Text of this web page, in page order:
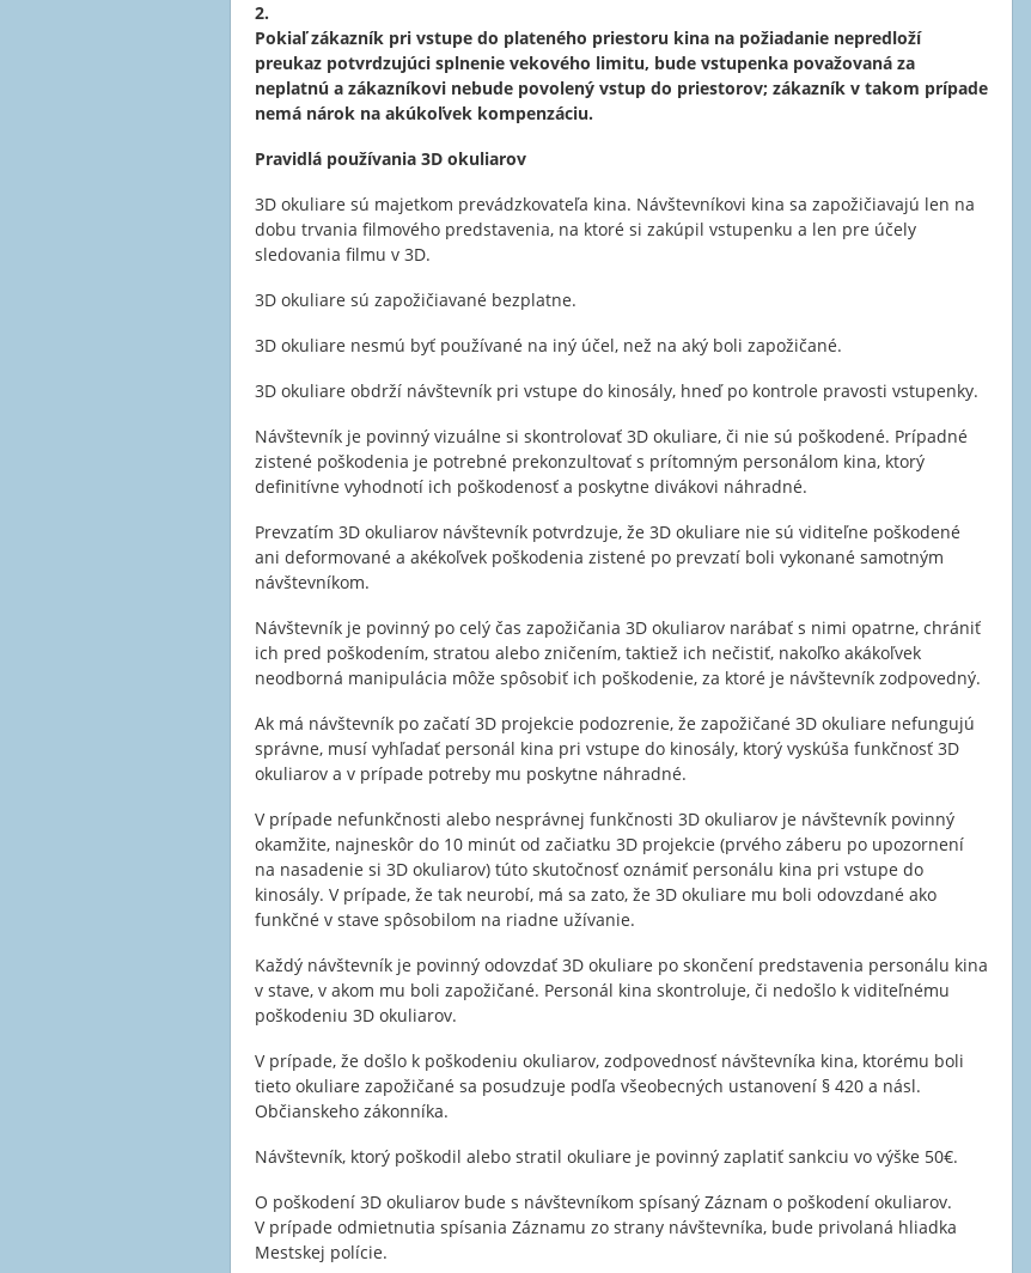
2.
Pokiaľ zákazník pri vstupe do plateného priestoru kina na požiadanie nepredloží
preukaz potvrdzujúci splnenie vekového limitu, bude vstupenka považovaná za
neplatnú a zákazníkovi nebude povolený vstup do priestorov; zákazník v takom prípade
nemá nárok na akúkoľvek kompenzáciu.
Pravidlá používania 3D okuliarov
3D okuliare sú majetkom prevádzkovateľa kina. Návštevníkovi kina sa zapožičiavajú len na
dobu trvania filmového predstavenia, na ktoré si zakúpil vstupenku a len pre účely
sledovania filmu v 3D.
3D okuliare sú zapožičiavané bezplatne.
3D okuliare nesmú byť používané na iný účel, než na aký boli zapožičané.
3D okuliare obdrží návštevník pri vstupe do kinosály, hneď po kontrole pravosti vstupenky.
Návštevník je povinný vizuálne si skontrolovať 3D okuliare, či nie sú poškodené. Prípadné
zistené poškodenia je potrebné prekonzultovať s prítomným personálom kina, ktorý
definitívne vyhodnotí ich poškodenosť a poskytne divákovi náhradné.
Prevzatím 3D okuliarov návštevník potvrdzuje, že 3D okuliare nie sú viditeľne poškodené
ani deformované a akékoľvek poškodenia zistené po prevzatí boli vykonané samotným
návštevníkom.
Návštevník je povinný po celý čas zapožičania 3D okuliarov narábať s nimi opatrne, chrániť
ich pred poškodením, stratou alebo zničením, taktiež ich nečistiť, nakoľko akákoľvek
neodborná manipulácia môže spôsobiť ich poškodenie, za ktoré je návštevník zodpovedný.
Ak má návštevník po začatí 3D projekcie podozrenie, že zapožičané 3D okuliare nefungujú
správne, musí vyhľadať personál kina pri vstupe do kinosály, ktorý vyskúša funkčnosť 3D
okuliarov a v prípade potreby mu poskytne náhradné.
V prípade nefunkčnosti alebo nesprávnej funkčnosti 3D okuliarov je návštevník povinný
okamžite, najneskôr do 10 minút od začiatku 3D projekcie (prvého záberu po upozornení
na nasadenie si 3D okuliarov) túto skutočnosť oznámiť personálu kina pri vstupe do
kinosály. V prípade, že tak neurobí, má sa zato, že 3D okuliare mu boli odovzdané ako
funkčné v stave spôsobilom na riadne užívanie.
Každý návštevník je povinný odovzdať 3D okuliare po skončení predstavenia personálu kina
v stave, v akom mu boli zapožičané. Personál kina skontroluje, či nedošlo k viditeľnému
poškodeniu 3D okuliarov.
V prípade, že došlo k poškodeniu okuliarov, zodpovednosť návštevníka kina, ktorému boli
tieto okuliare zapožičané sa posudzuje podľa všeobecných ustanovení § 420 a násl.
Občianskeho zákonníka.
Návštevník, ktorý poškodil alebo stratil okuliare je povinný zaplatiť sankciu vo výške 50€.
O poškodení 3D okuliarov bude s návštevníkom spísaný Záznam o poškodení okuliarov.
V prípade odmietnutia spísania Záznamu zo strany návštevníka, bude privolaná hliadka
Mestskej polície.